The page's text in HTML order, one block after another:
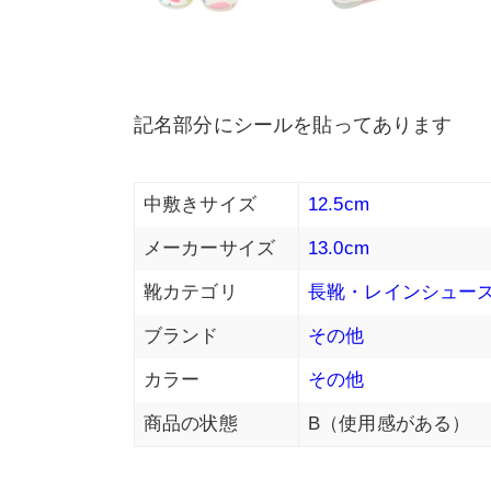
記名部分にシールを貼ってあります
中敷きサイズ 12.5cm
メーカーサイズ 13.0cm
靴カテゴリ 長靴・レインシュー
ブランド その他
カラー その他
商品の状態 B（使用感がある）